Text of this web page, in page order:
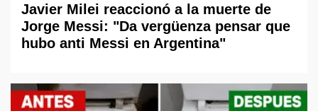
Javier Milei reaccionó a la muerte de
Jorge Messi: "Da vergüenza pensar que
hubo anti Messi en Argentina"